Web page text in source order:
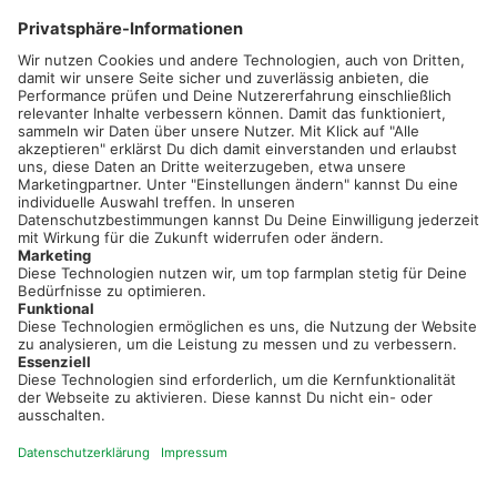
02501 801 44 84
service@topfarmplan.de
Sei immer auf dem Laufenden!
Neue Features, spannende Tipps und hilfreiche Anleitungen!
Registriere dich kostenlos!
einfach und bequem!